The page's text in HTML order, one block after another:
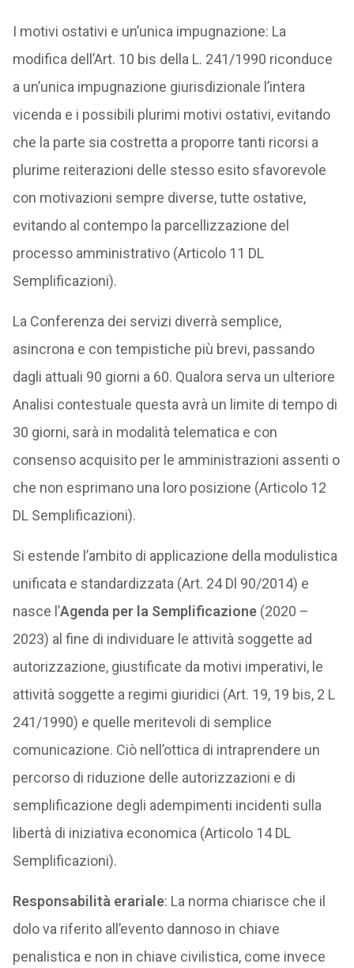
I motivi ostativi e un’unica impugnazione: La
modifica dell’Art. 10 bis della L. 241/1990 riconduce
a un’unica impugnazione giurisdizionale l’intera
vicenda e i possibili plurimi motivi ostativi, evitando
che la parte sia costretta a proporre tanti ricorsi a
plurime reiterazioni delle stesso esito sfavorevole
con motivazioni sempre diverse, tutte ostative,
evitando al contempo la parcellizzazione del
processo amministrativo (Articolo 11 DL
Semplificazioni).
La Conferenza dei servizi diverrà semplice,
asincrona e con tempistiche più brevi, passando
dagli attuali 90 giorni a 60. Qualora serva un ulteriore
Analisi contestuale questa avrà un limite di tempo di
30 giorni, sarà in modalità telematica e con
consenso acquisito per le amministrazioni assenti o
che non esprimano una loro posizione (Articolo 12
DL Semplificazioni).
Si estende l’ambito di applicazione della modulistica
unificata e standardizzata (Art. 24 Dl 90/2014) e
nasce l’Agenda per la Semplificazione(2020 –
2023) al fine di individuare le attività soggette ad
autorizzazione, giustificate da motivi imperativi, le
attività soggette a regimi giuridici (Art. 19, 19 bis, 2 L
241/1990) e quelle meritevoli di semplice
comunicazione. Ciò nell’ottica di intraprendere un
percorso di riduzione delle autorizzazioni e di
semplificazione degli adempimenti incidenti sulla
libertà di iniziativa economica (Articolo 14 DL
Semplificazioni).
Responsabilità erariale: La norma chiarisce che il
dolo va riferito all’evento dannoso in chiave
penalistica e non in chiave civilistica, come invece